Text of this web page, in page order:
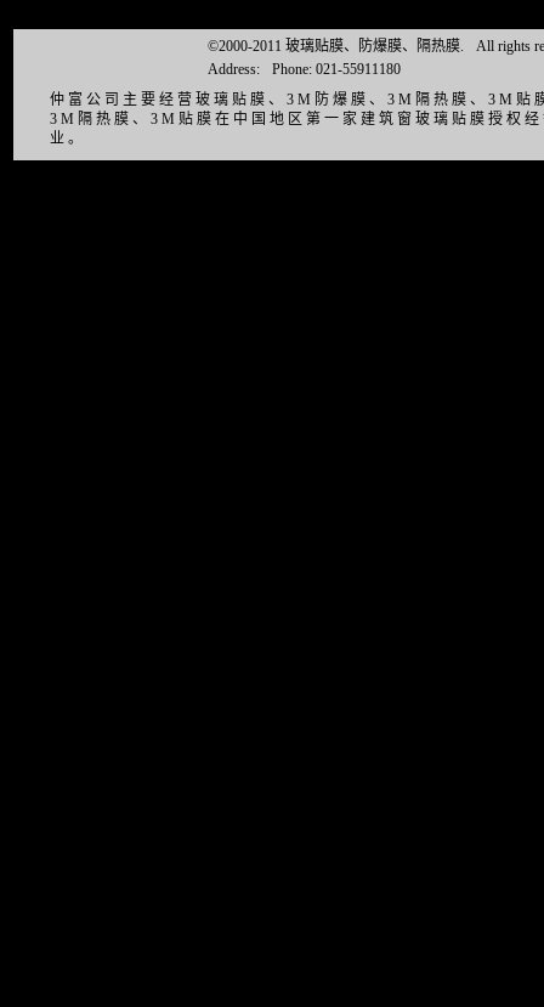
©2000-2011 玻璃贴膜、防爆膜、隔热膜.
All rights
Address:
Phone: 021-55911180
仲富公司主要经营玻璃贴膜、3M防爆膜、3M隔热膜、3M
3M隔热膜、3M贴膜在中国地区第一家建筑窗玻璃贴膜授权
业。